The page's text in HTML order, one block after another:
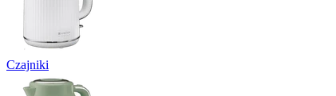
Czajniki